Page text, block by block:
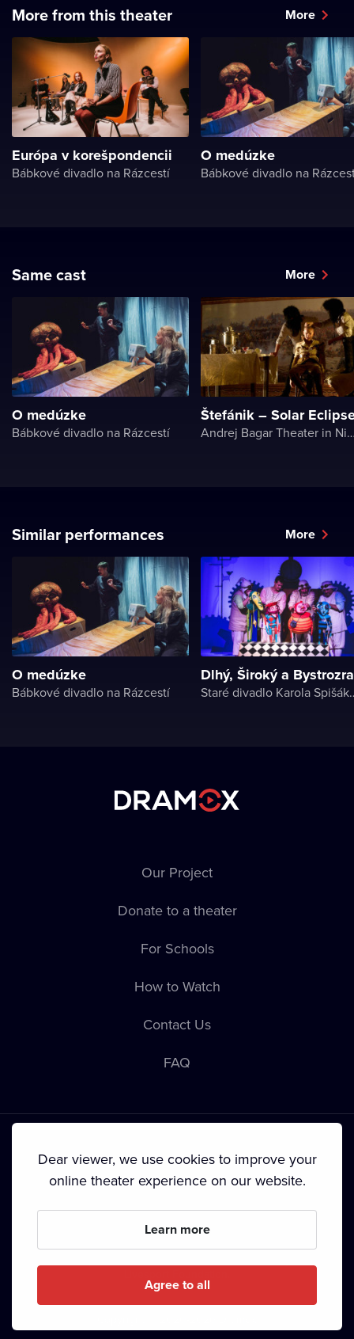
More from this theater More
Európa v korešpondencii
Bábkové divadlo na Rázcestí
O medúzke
Bábkové divadlo na
Same cast More
O medúzke
Bábkové divadlo na Rázcestí
Štefánik – Solar
Andrej Bagar
Similar performances More
O medúzke
Bábkové divadlo na Rázcestí
Dlhý, Široký a
Staré
Our Project
Donate to a theater
For Schools
How to Watch
Contact Us
FAQ
•Broadcasting
Dear viewer, we use cookies to improve your
online theater experience on our website.
Learn more
Agree to all